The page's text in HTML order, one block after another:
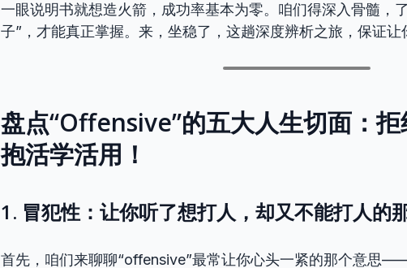
一眼说明书就想造火箭，成功率基本为零。咱们得深入骨髓，
子”，才能真正掌握。来，坐稳了，这趟深度辨析之旅，保证让
盘点“Offensive”的五大人生切面：
抱活学活用！
1. 冒犯性：让你听了想打人，却又不能打人的
首先，咱们来聊聊“offensive”最常让你心头一紧的那个意思